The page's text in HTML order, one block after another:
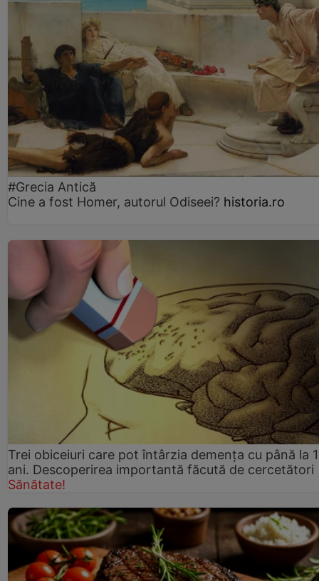
#Grecia Antică
Cine a fost Homer, autorul Odiseei? historia.ro
Trei obiceiuri care pot întârzia demența cu până la
ani. Descoperirea importantă făcută de cercetători
Sănătate!